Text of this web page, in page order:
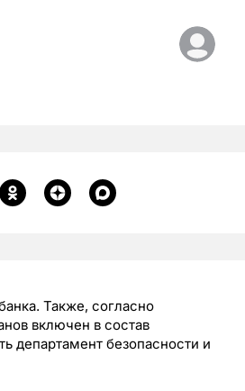
Также, согласно
включен в состав
департамент безопасности и